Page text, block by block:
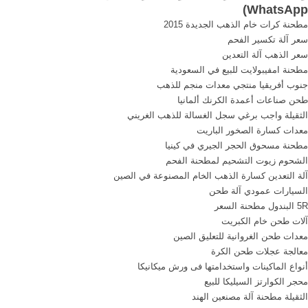
استخراج الذهب من, النتائج
131 وجدت, آلة سحق . أكثر +
كتاب صناعة ...
WhatsApp
)
مطحنة كرات خام الذهب الجديدة 2015
سعر آلة تكسير الفحم
سعر الذهب آلة التعدين
مطحنة امفيبولايت للبيع في السعودية
جنوب أفريقيا منتجي معدات منجم للذهب
طحن صناعات أعمدة الكرنك ألمانيا
الثقيلة واجب برغي سجل الغسالة للذهب الغريني
معدات كسارة الصخور الباريت
مطحنة مسحوق الحجر الجيري في كينيا
الشحوم زيوت التشحيم لمطحنة الفحم
آلة التعدين كسارة الذهب الخام المصنوعة في الصين
السيارات عمودي آلة طحن
5R البندول مطحنة السعر
آلات طحن خام الكبريت
معدات طحن الغروانية للتعليق الصين
معالجة عجلات طحن الكرة
أنواع الماكينات واستخدامتها فى ورش ميكانيكا
محجر الكوارتز السيليكا للبيع
الثقيلة مطحنة آلة مصنعين الهند